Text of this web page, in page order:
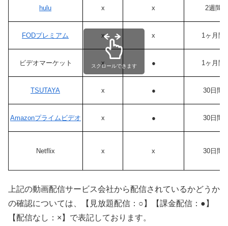
hulu x x 2週間
FODプレミアム x x 1ヶ月間
ビデオマーケット x ● 1ヶ月間
TSUTAYA x ● 30日間
Amazonプライムビデオ x ● 30日間
Netflix x x 30日間
スクロールできます
上記の動画配信サービス会社から配信されているかどうか
の確認については、【見放題配信：○】【課金配信：●】
【配信なし：×】で表記しております。